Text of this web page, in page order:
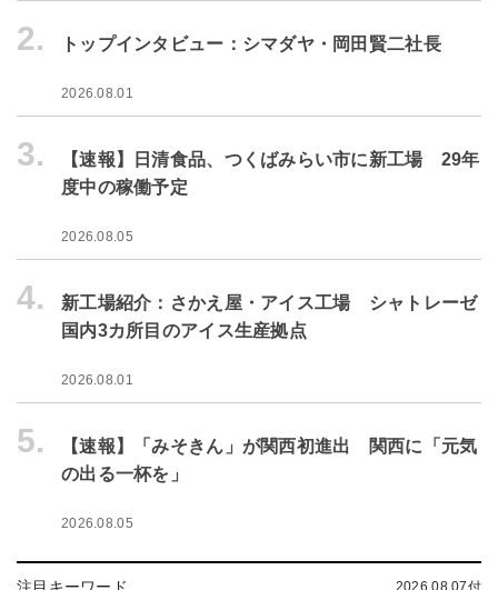
2. トップインタビュー：シマダヤ・岡田賢二社長
2026.08.01
3.
【速報】日清食品、つくばみらい市に新工場 29年
度中の稼働予定
2026.08.05
4.
新工場紹介：さかえ屋・アイス工場 シャトレーゼ
国内3カ所目のアイス生産拠点
2026.08.01
5.
【速報】「みそきん」が関西初進出 関西に「元気
の出る一杯を」
2026.08.05
注目キーワード 2026.08.07付